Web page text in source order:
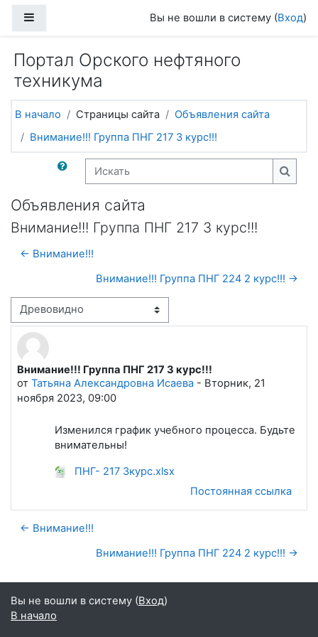
Вы не вошли в систему (Вход)
Портал Орского нефтяного
техникума
В начало Страницы сайта
Объявления сайта
Внимание!!! Группа ПНГ 217 3 курс!!!
Искать
Объявления сайта
Внимание!!! Группа ПНГ 217 3 курс!!!
← Внимание!!!
Внимание!!! Группа ПНГ 224 2 курс!!! →
Режим отображения
Внимание!!! Группа ПНГ 217 3 курс!!!
от Татьяна Александровна Исаева - Вторник, 21
ноября 2023, 09:00
Количество ответов: 0
Изменился график учебного процесса. Будьте
внимательны!
ПНГ- 217 3курс.xlsx
Постоянная ссылка
← Внимание!!!
Внимание!!! Группа ПНГ 224 2 курс!!! →
Вы не вошли в систему (Вход)
В начало